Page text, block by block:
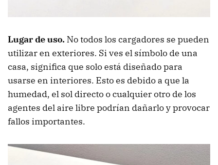
Lugar de uso. No todos los cargadores se pueden
utilizar en exteriores. Si ves el símbolo de una
casa, significa que solo está diseñado para
usarse en interiores. Esto es debido a que la
humedad, el sol directo o cualquier otro de los
agentes del aire libre podrían dañarlo y provocar
fallos importantes.